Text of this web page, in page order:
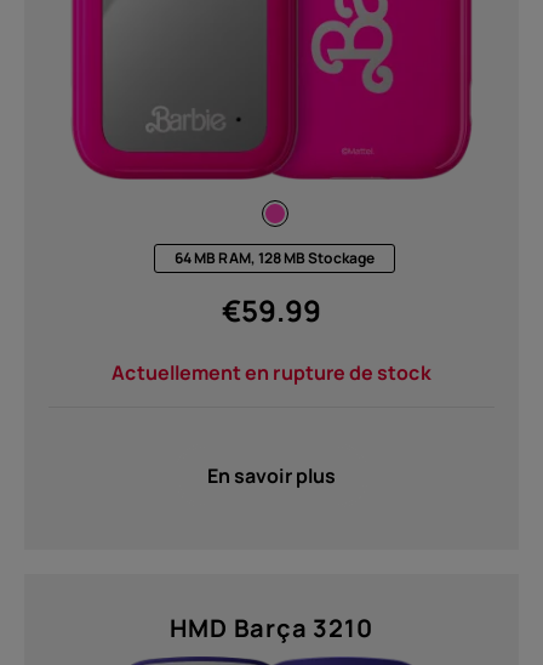
64 MB RAM, 128 MB Stockage
€59.99
Actuellement en rupture de stock
En savoir plus
HMD Barça 3210